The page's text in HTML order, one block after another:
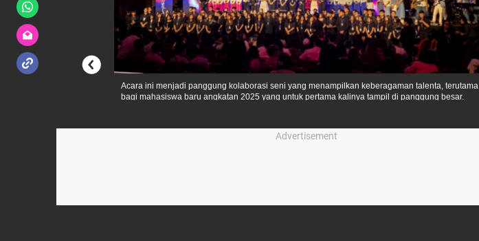
Acara ini menjadi panggung kolaborasi seni yang menampilkan keberagaman talenta, terutama
bagi mahasiswa baru angkatan 2025 yang untuk pertama kalinya tampil di panggung besar.
Advertisement